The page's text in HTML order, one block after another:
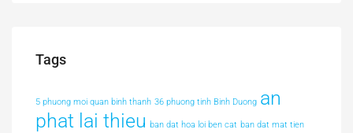
Tags
5 phuong moi quan binh thanh 36 phuong tinh Binh Duong an
phat lai thieu ban dat hoa loi ben cat ban dat mat tien